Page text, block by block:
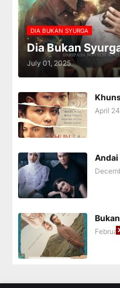
DIA BUKAN SYURGA
Dia Bukan
July 01, 2025
April
Andai